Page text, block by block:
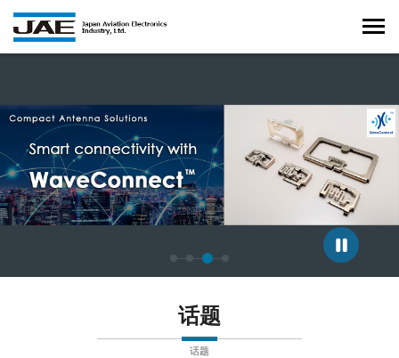
话题
话题